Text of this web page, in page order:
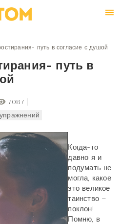
путь в согласие с душой
путь в
7087
Когда-то
давно я и
подумать не
могла, какое
это великое
таинство –
поклон!
Помню, в